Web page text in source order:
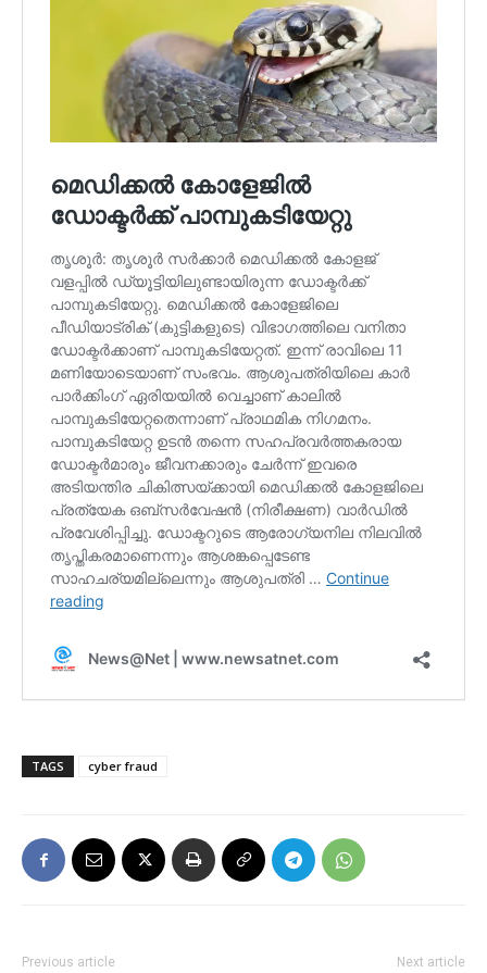
TAGS cyber fraud
Previous article Next article